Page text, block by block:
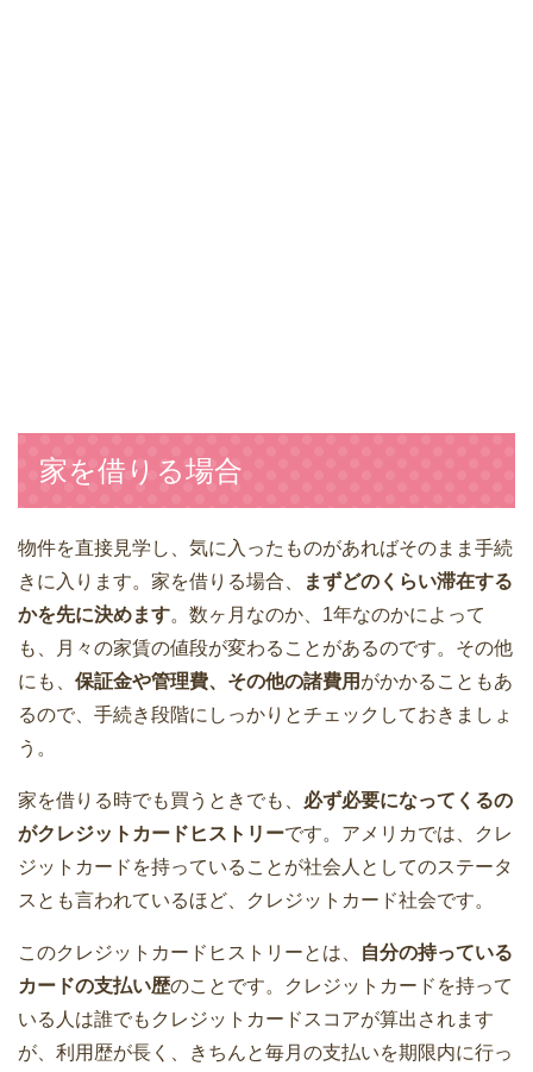
家を借りる場合
物件を直接見学し、気に入ったものがあればそのまま手続
きに入ります。家を借りる場合、
まずどのくらい滞在する
かを先に決めます。数ヶ月なのか、1年なのかによって
も、月々の家賃の値段が変わることがあるのです。その他
にも、 保証金や管理費、その他の諸費用 がかかることもあ
るので、手続き段階にしっかりとチェックしておきましょ
う。
家を借りる時でも買うときでも、 必ず必要になってくるの
がクレジットカードヒストリーです。アメリカでは、クレ
ジットカードを持っていることが社会人としてのステータ
スとも言われているほど、クレジットカード社会です。
このクレジットカードヒストリーとは、
自分の持っている
カードの支払い歴のことです。クレジットカードを持って
いる人は誰でもクレジットカードスコアが算出されます
が、利用歴が長く、きちんと毎月の支払いを期限内に行っ